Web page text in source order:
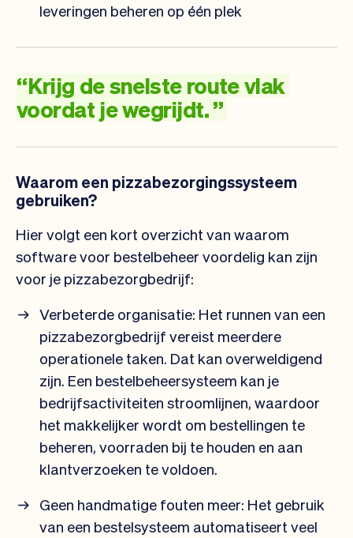
leveringen beheren op één plek
“Krijg desnelste routevlak
voordat jewegrijdt.”
Waarom een pizzabezorgingssysteem
gebruiken?
Hier volgt een kort overzicht van waarom
software voor bestelbeheer voordelig kan zijn
voor je pizzabezorgbedrijf:
Verbeterde organisatie: Het runnen van een
pizzabezorgbedrijf vereist meerdere
operationele taken. Dat kan overweldigend
zijn. Een bestelbeheersysteem kan je
bedrijfsactiviteiten stroomlijnen, waardoor
het makkelijker wordt om bestellingen te
beheren, voorraden bij te houden en aan
klantverzoeken te voldoen.
Geen handmatige fouten meer: Het gebruik
van een bestelsysteem automatiseert veel